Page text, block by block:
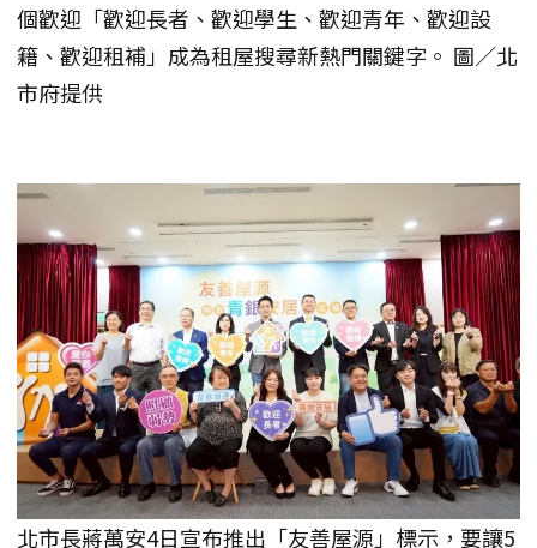
個歡迎「歡迎長者、歡迎學生、歡迎青年、歡迎設
籍、歡迎租補」成為租屋搜尋新熱門關鍵字。 圖／北
市府提供
北市長蔣萬安4日宣布推出「友善屋源」標示，要讓5